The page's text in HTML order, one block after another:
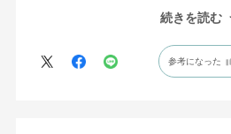
す。カチャカチャ音が鳴るわけではな
れてばっかだと怒られそうですが、自
特に前後に揺らす時にヘッドレストあ
えます。揺れを止める機能もちゃんとあ
続きを読む
参考になった